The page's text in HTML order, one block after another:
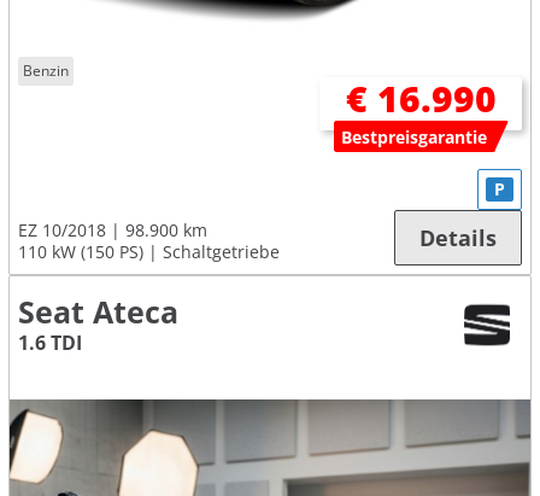
Benzin
€ 16.990
Bestpreisgarantie
EZ 10/2018
98.900 km
110 kW (150 PS)
Schaltgetriebe
P
Details
Seat Ateca
1.6 TDI